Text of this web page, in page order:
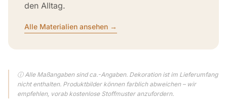
den Alltag.
Alle Materialien ansehen →
ⓘ Alle Maßangaben sind ca.-Angaben. Dekoration ist im Lieferumfang
nicht enthalten. Produktbilder können farblich abweichen – wir
empfehlen, vorab kostenlose Stoffmuster anzufordern.